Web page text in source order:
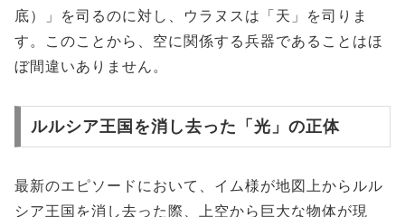
底）」を司るのに対し、ウラヌスは「天」を司りま
す。このことから、空に関係する兵器であることはほ
ぼ間違いありません。
ルルシア王国を消し去った「光」の正体
最新のエピソードにおいて、イム様が地図上からルル
シア王国を消し去った際、上空から巨大な物体が現